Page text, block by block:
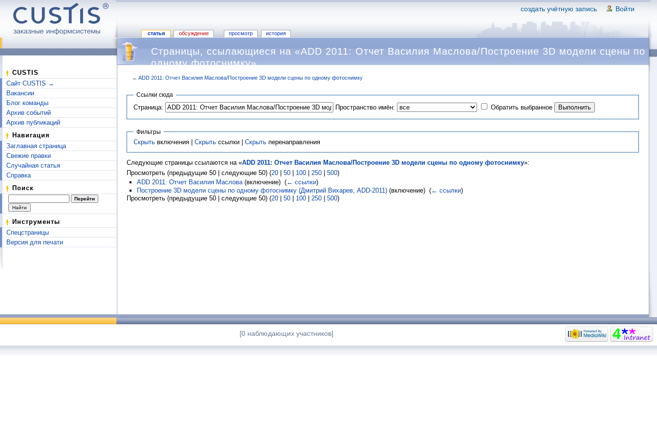
создать учётную запись Войти
статья обсуждение просмотр история
CUSTIS
Сайт CUSTIS →
Вакансии
Блог команды
Архив событий
Архив публикаций
Навигация
Заглавная страница
Свежие правки
Случайная статья
Справка
Поиск
Инструменты
Спецстраницы
Версия для печати
Страницы, ссылающиеся на «ADD 2011: Отчет Василия Маслова/Построение 3D модели сцены по
одному фотоснимку»
← ADD 2011: Отчет Василия Маслова/Построение 3D модели сцены по одному фотоснимку
Ссылки сюда
Страница: Пространство имён: Обратить выбранное
Фильтры
Скрыть включения | Скрыть ссылки | Скрыть перенаправления
Следующие страницы ссылаются на «ADD 2011: Отчет Василия Маслова/Построение 3D модели сцены по одному фотоснимку»:
Просмотреть (предыдущие 50 | следующие 50) (20 50 100 250 500)
ADD 2011: Отчет Василия Маслова(включение) ‎ (← ссылки)
Построение 3D модели сцены по одному фотоснимку (Дмитрий Вихарев, ADD-2011)(включение) ‎ (← ссылки)
Просмотреть (предыдущие 50 | следующие 50) (20 50 100 250 500)
[0 наблюдающих участников]